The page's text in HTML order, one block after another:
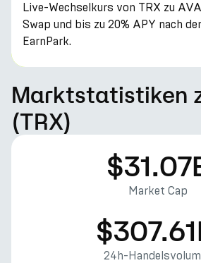
Live-Wechselkurs von TRX zu
Swap und bis zu 20% APY nach
EarnPark.
Marktstatistiken
(TRX)
Market Cap
24h-